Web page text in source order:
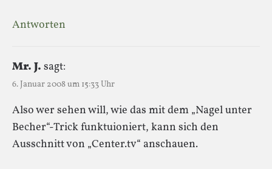
Antworten
Mr. J. sagt:
6. Januar 2008 um 15:33 Uhr
Also wer sehen will, wie das mit dem „Nagel unter
Becher“-Trick funktuioniert, kann sich den
Ausschnitt von „Center.tv“ anschauen.